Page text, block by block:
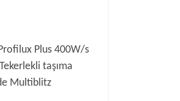
Plus 400W/s
taşıma
Multiblitz